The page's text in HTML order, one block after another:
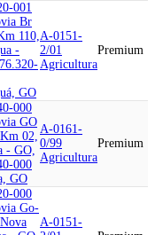
001
Br
110,
-
GO
A-0151-
2/01
Agricultura
Premium
000
GO
02,
- GO,
000
GO
A-0161-
0/99
Agricultura
Premium
000
Go-
A-0151-